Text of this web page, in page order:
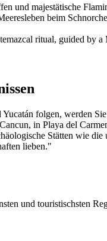
und majestätische
beim
ritual, guided by
folgen, werden
in Playa del
Stätten wie
lieben."
und touristischsten